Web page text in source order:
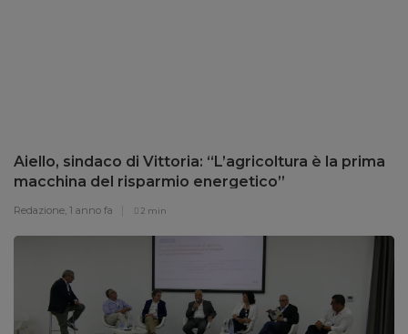
Aiello, sindaco di Vittoria: “L’agricoltura è la prima
macchina del risparmio energetico”
Redazione, 1 anno fa 2 min